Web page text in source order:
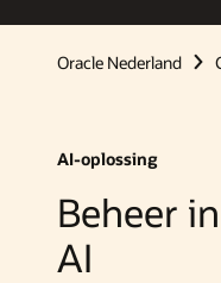
Oracle Nederland
AI-oplossing
Beheer
AI